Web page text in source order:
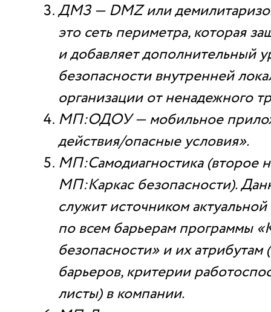
ДМЗ — DMZ или
это сеть периметра, которая
и добавляет дополнительный
безопасности внутренней
организации от ненадежного
МП:ОДОУ — мобильное
действия/опасные условия».
МП:Самодиагностика (второе
МП:Каркас безопасности).
служит источником
по всем барьерам программы
безопасности» и их атрибутам
барьеров, критерии
листы) в компании.